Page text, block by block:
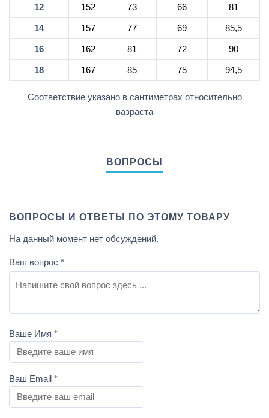
12 152 73 66 81
14 157 77 69 85,5
16 162 81 72 90
18 167 85 75 94,5
Соответствие указано в сантиметрах относительно
вазраста
ВОПРОСЫ И ОТВЕТЫ ПО ЭТОМУ ТОВАРУ
На данный момент нет обсуждений.
Ваш вопрос *
Ваше Имя *
Ваш Email *